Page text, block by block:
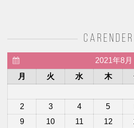
carender
2021年8月
月
火 水 木
2
3 4 5
9
10 11 12